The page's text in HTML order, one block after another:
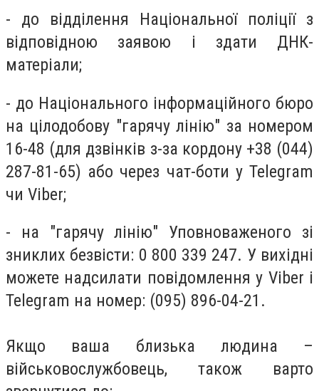
- до відділення Національної поліції з
відповідною заявою і здати ДНК-
матеріали;
- до Національного інформаційного бюро
на цілодобову "гарячу лінію" за номером
16-48 (для дзвінків з-за кордону +38 (044)
287-81-65) або через чат-боти у Telegram
чи Viber;
- на "гарячу лінію" Уповноваженого зі
зниклих безвісти: 0 800 339 247. У вихідні
можете надсилати повідомлення у Viber і
Telegram на номер: (095) 896-04-21.
Якщо ваша близька людина –
військовослужбовець, також варто